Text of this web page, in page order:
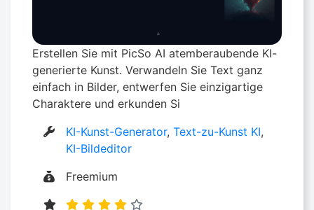
Erstellen Sie mit PicSo AI atemberaubende KI-
generierte Kunst. Verwandeln Sie Text ganz
einfach in Bilder, entwerfen Sie einzigartige
Charaktere und erkunden Si
KI-Kunst-Generator,Text-zu-Kunst KI,
KI-Bildeditor
Freemium